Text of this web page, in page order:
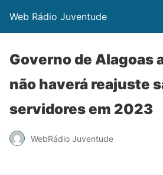
Web Rádio Juventude
Governo de Alagoas
não haverá reajuste
servidores em 2023
WebRádio Juventude